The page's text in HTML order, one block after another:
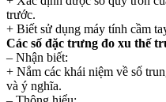
trước.
+ Biết sử dụng máy tính cầm
Các số đặc trưng đo xu thế
– Nhận biết:
+ Nắm các khái niệm về số
và ý nghĩa.